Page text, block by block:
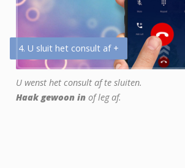
4. U sluit het consult af +
U wenst het consult af te sluiten.
Haak gewoon in of leg af.